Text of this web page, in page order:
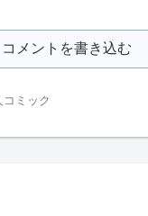
コメントを書き込む
コミック